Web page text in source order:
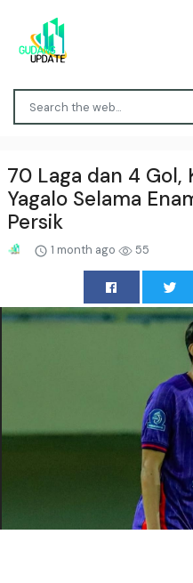
70 Laga dan 4 Gol,
Yagalo Selama
Persik
1 month ago 55